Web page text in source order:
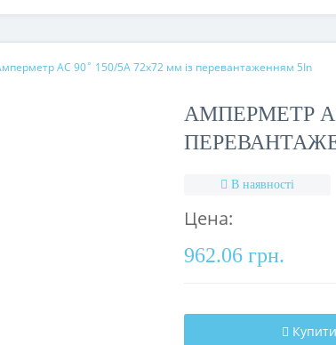
AC 90˚ 150/5A 72x72 мм із перевантаженням 5In
АМПЕРМЕТР
В наявності
Цена:
962.06 грн.
Купити